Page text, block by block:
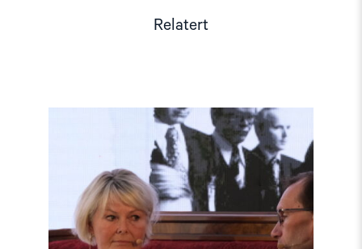
Relatert
Read
article
"Møt
Helsingforskomiteen
på
Arendalsuka
2026"